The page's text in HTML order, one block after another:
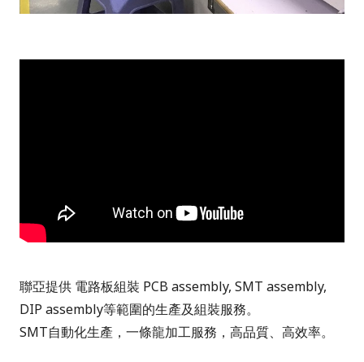
聯亞提供 電路板組裝 PCB assembly, SMT assembly,
DIP assembly等範圍的生產及組裝服務。
SMT自動化生產，一條龍加工服務，高品質、高效率。